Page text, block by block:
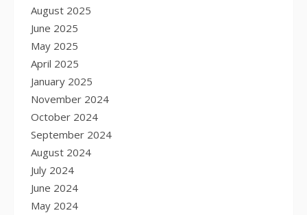
August 2025
June 2025
May 2025
April 2025
January 2025
November 2024
October 2024
September 2024
August 2024
July 2024
June 2024
May 2024